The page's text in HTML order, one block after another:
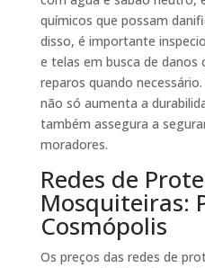
químicos que possam
disso, é importante
e telas em busca de danos
reparos quando
não só aumenta a
também assegura a
moradores.
Redes de
Mosquiteiras:
Cosmópolis
Os preços das redes de